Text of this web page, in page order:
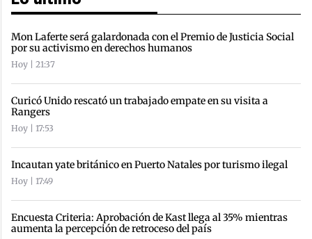
Mon Laferte será galardonada con el Premio de Justicia Social
por su activismo en derechos humanos
Hoy | 21:37
Curicó Unido rescató un trabajado empate en su visita a
Rangers
Hoy | 17:53
Incautan yate británico en Puerto Natales por turismo ilegal
Hoy | 17:49
Encuesta Criteria: Aprobación de Kast llega al 35% mientras
aumenta la percepción de retroceso del país